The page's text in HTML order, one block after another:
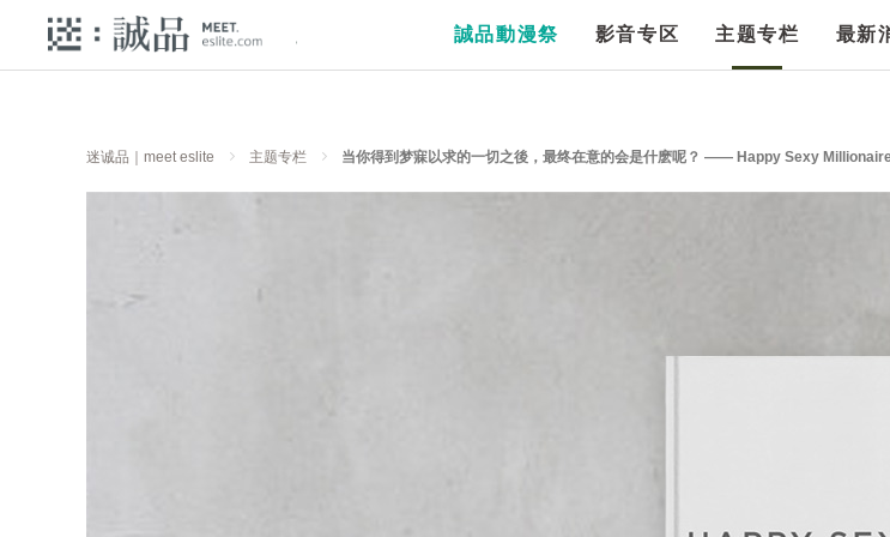
誠品動漫祭 影音专区 主题专栏 最新
迷诚品｜meet eslite 主题专栏 当你得到梦寐以求的一切之後，最终在意的会是什麽呢？ —— Happy Sexy